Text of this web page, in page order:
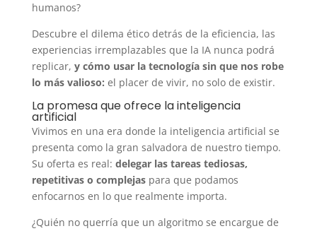
humanos?
Descubre el dilema ético detrás de la eficiencia, las
experiencias irremplazables que la IA nunca podrá
replicar, y cómo usar la tecnología sin que nos robe
lo más valioso: el placer de vivir, no solo de existir.
La promesa que ofrece la inteligencia
artificial
Vivimos en una era donde la inteligencia artificial se
presenta como la gran salvadora de nuestro tiempo.
Su oferta es real: delegar las tareas tediosas,
repetitivas o complejaspara que podamos
enfocarnos en lo que realmente importa.
¿Quién no querría que un algoritmo se encargue de